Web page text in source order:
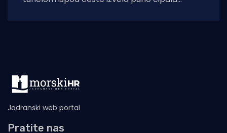
Jadranski web portal
Pratite nas